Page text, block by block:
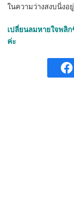
ในความว่างสงบนิ่งอ
เปลี่ยนลมหายใจพลิ
ค่ะ